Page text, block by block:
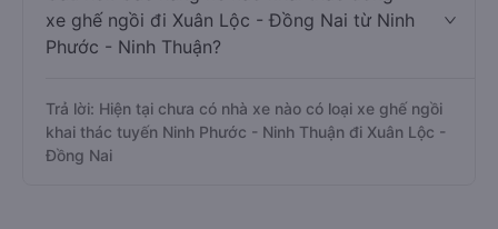
xe ghế ngồi đi Xuân Lộc - Đồng Nai từ Ninh
Phước - Ninh Thuận?
Trả lời: Hiện tại chưa có nhà xe nào có loại xe ghế ngồi
khai thác tuyến Ninh Phước - Ninh Thuận đi Xuân Lộc -
Đồng Nai